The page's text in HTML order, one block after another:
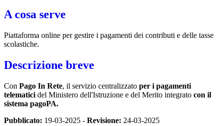
A cosa serve
Piattaforma online per gestire i pagamenti dei contributi e delle tasse
scolastiche.
Descrizione breve
Con Pago In Rete, il servizio centralizzato per i pagamenti
telematici del Ministero dell'Istruzione e del Merito integrato con il
sistema pagoPA.
Pubblicato: 19-03-2025 - Revisione: 24-03-2025